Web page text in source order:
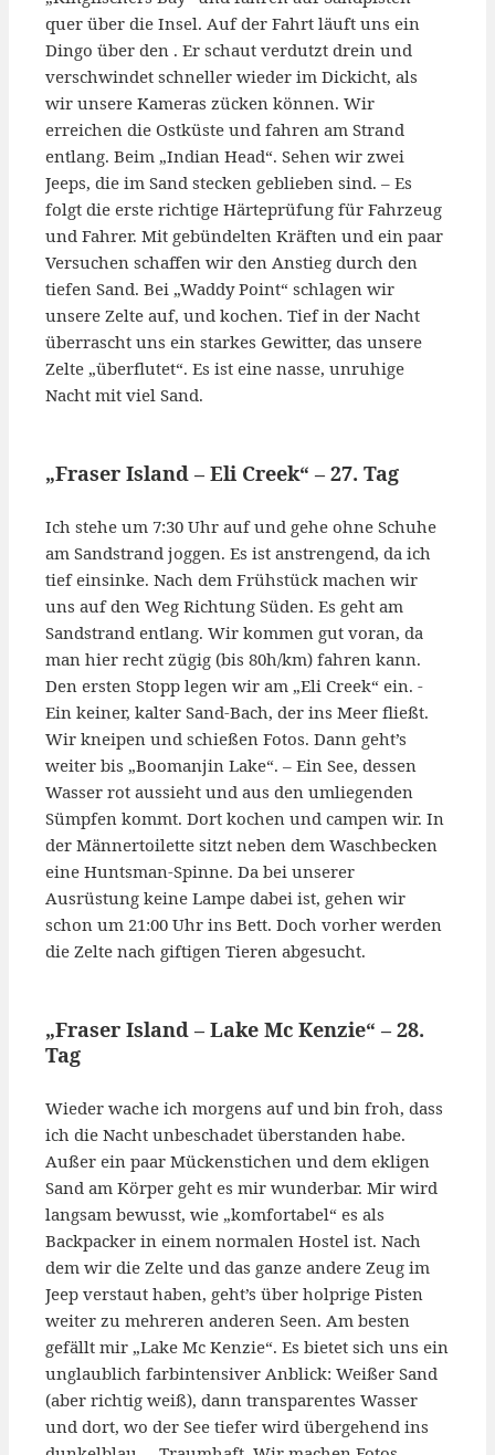
quer über die Insel. Auf der Fahrt läuft uns ein
Dingo über den . Er schaut verdutzt drein und
verschwindet schneller wieder im Dickicht, als
wir unsere Kameras zücken können. Wir
erreichen die Ostküste und fahren am Strand
entlang. Beim „Indian Head“. Sehen wir zwei
Jeeps, die im Sand stecken geblieben sind. – Es
folgt die erste richtige Härteprüfung für Fahrzeug
und Fahrer. Mit gebündelten Kräften und ein paar
Versuchen schaffen wir den Anstieg durch den
tiefen Sand. Bei „Waddy Point“ schlagen wir
unsere Zelte auf, und kochen. Tief in der Nacht
überrascht uns ein starkes Gewitter, das unsere
Zelte „überflutet“. Es ist eine nasse, unruhige
Nacht mit viel Sand.
„Fraser Island – Eli Creek“ – 27. Tag
Ich stehe um 7:30 Uhr auf und gehe ohne Schuhe
am Sandstrand joggen. Es ist anstrengend, da ich
tief einsinke. Nach dem Frühstück machen wir
uns auf den Weg Richtung Süden. Es geht am
Sandstrand entlang. Wir kommen gut voran, da
man hier recht zügig (bis 80h/km) fahren kann.
Den ersten Stopp legen wir am „Eli Creek“ ein. -
Ein keiner, kalter Sand-Bach, der ins Meer fließt.
Wir kneipen und schießen Fotos. Dann geht’s
weiter bis „Boomanjin Lake“. – Ein See, dessen
Wasser rot aussieht und aus den umliegenden
Sümpfen kommt. Dort kochen und campen wir. In
der Männertoilette sitzt neben dem Waschbecken
eine Huntsman-Spinne. Da bei unserer
Ausrüstung keine Lampe dabei ist, gehen wir
schon um 21:00 Uhr ins Bett. Doch vorher werden
die Zelte nach giftigen Tieren abgesucht.
„Fraser Island – Lake Mc Kenzie“ – 28.
Tag
Wieder wache ich morgens auf und bin froh, dass
ich die Nacht unbeschadet überstanden habe.
Außer ein paar Mückenstichen und dem ekligen
Sand am Körper geht es mir wunderbar. Mir wird
langsam bewusst, wie „komfortabel“ es als
Backpacker in einem normalen Hostel ist. Nach
dem wir die Zelte und das ganze andere Zeug im
Jeep verstaut haben, geht’s über holprige Pisten
weiter zu mehreren anderen Seen. Am besten
gefällt mir „Lake Mc Kenzie“. Es bietet sich uns ein
unglaublich farbintensiver Anblick: Weißer Sand
(aber richtig weiß), dann transparentes Wasser
und dort, wo der See tiefer wird übergehend ins